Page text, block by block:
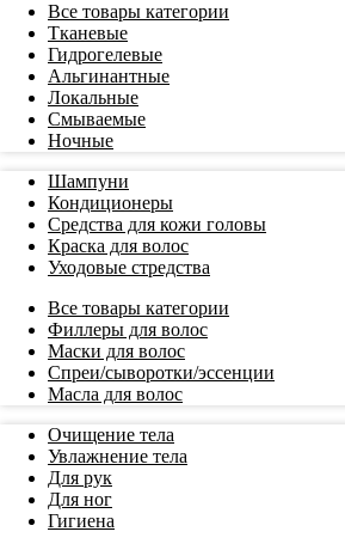
Все товары категории
Тканевые
Гидрогелевые
Альгинантные
Локальные
Смываемые
Ночные
Шампуни
Кондиционеры
Средства для кожи головы
Краска для волос
Уходовые стредства
Все товары категории
Филлеры для волос
Маски для волос
Спреи/сыворотки/эссенции
Масла для волос
Очищение тела
Увлажнение тела
Для рук
Для ног
Гигиена